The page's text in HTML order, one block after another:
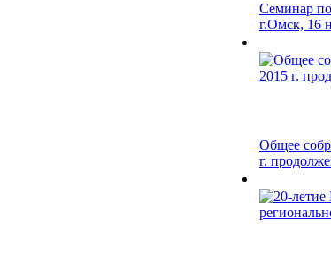
Семинар
г.Омск, 16
Общее
г.